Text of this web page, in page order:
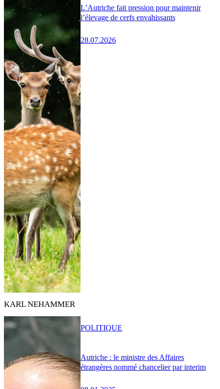
L’Autriche fait pression pour maintenir
l’élevage de cerfs envahissants
28.07.2026
KARL NEHAMMER
Autriche : le ministre des Affaires
étrangères nommé chancelier par interim
POLITIQUE